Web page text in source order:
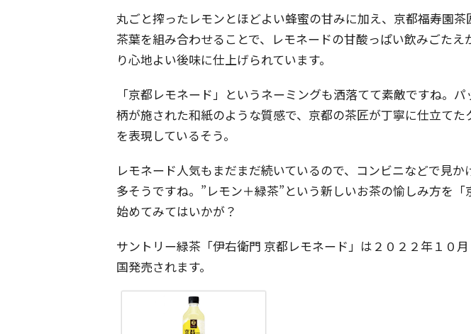
丸ごと搾ったレモンとほどよい蜂蜜の甘みに加え、京都福寿園
茶葉を組み合わせることで、レモネードの甘酸っぱい飲みごたえ
り心地よい後味に仕上げられています。
「京都レモネード」というネーミングも洒落てて素敵ですね。
柄が施された和紙のような質感で、京都の茶匠が丁寧に仕立て
を表現しているそう。
レモネード人気もまだまだ続いているので、コンビニなどで見か
多そうですね。”レモン＋緑茶”という新しいお茶の愉しみ方を「
始めてみてはいかが？
サントリー緑茶「伊右衛門 京都レモネード」は２０２２年１０
国発売されます。